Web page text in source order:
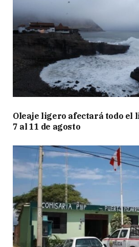
Oleaje ligero afectará todo el
7 al 11 de agosto